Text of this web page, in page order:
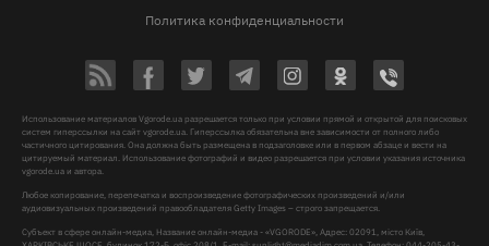
Политика конфиденциальности
Использование материалов Vgorode.ua разрешается только при условии прямой и открытой для поисковых
систем гиперссылки на сайт vgorode.ua. Гиперссылка обязательна вне зависимости от полного либо
частичного цитирования. Она должна быть размещена в подзаголовке или в первом абзаце и вести на
цитируемый материал. Использование фотографий и видео разрешается при условии указания источника
vgorode.ua и автора.
Любое копирование, перепечатка и воспроизведение фотографических произведений и/или
аудиовизуальных произведений правообладателя Getty Images – строго запрещается.
Субъект в сфере онлайн-медиа, Название онлайн-медиа - «VGORODE», Адрес: 02091, місто Київ,